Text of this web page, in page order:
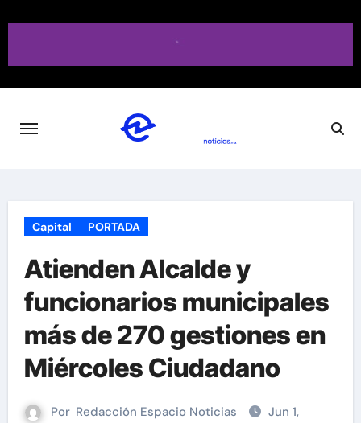
Capital PORTADA
Atienden Alcalde y
funcionarios municipales
más de 270 gestiones en
Miércoles Ciudadano
Por Redacción Espacio Noticias
Jun 1,